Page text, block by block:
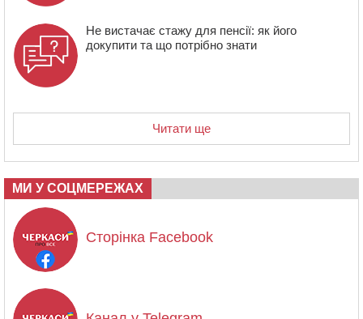
Не вистачає стажу для пенсії: як його
докупити та що потрібно знати
Читати ще
МИ У СОЦМЕРЕЖАХ
Сторінка Facebook